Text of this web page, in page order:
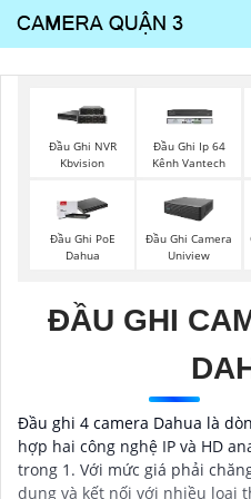
Đầu Ghi NVR
Kbvision
Đầu Ghi Ip 64
Kênh Vantech
Đầu Ghi PoE
Dahua
Đầu Ghi Camera
Uniview
ĐẦU GHI
Đầu ghi 4 camera Dahua là
hợp hai công nghệ IP và HD
trong 1. Với mức giá phải
dụng và kết nối với nhiều loại